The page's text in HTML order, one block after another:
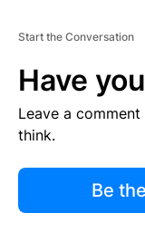
Start the Conversation
Have
Leave a
think.
Be